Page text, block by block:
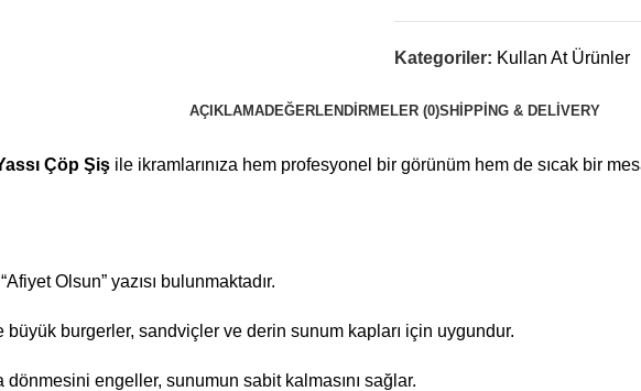
Kategoriler: Kullan At Ürünler
AÇIKLAMADEĞERLENDIRMELER (0)SHIPPING & DELIVERY
Çöp Şiş ile ikramlarınıza hem profesyonel bir görünüm hem de sıcak bir
Olsun” yazısı bulunmaktadır.
büyük burgerler, sandviçler ve derin sunum kapları için uygundur.
dönmesini engeller, sunumun sabit kalmasını sağlar.